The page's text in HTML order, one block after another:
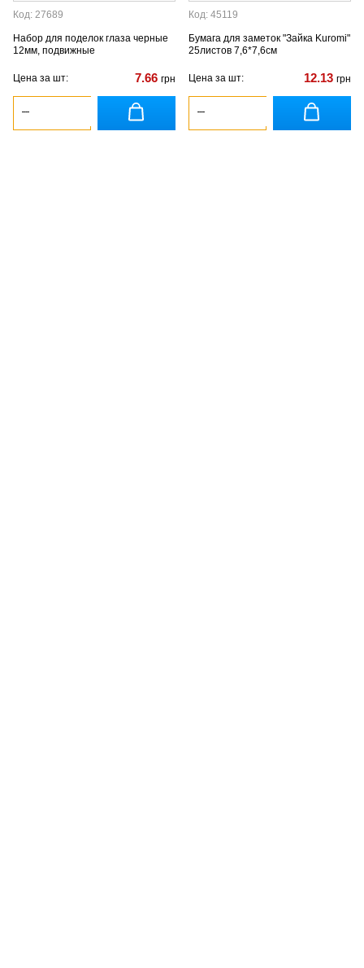
Код: 27689
Набор для поделок глаза черные
12мм, подвижные
Цена за шт: 7.66 грн
Код: 45119
Бумага для заметок "Зайка Kuromi"
25листов 7,6*7,6см
Цена за шт: 12.13 грн